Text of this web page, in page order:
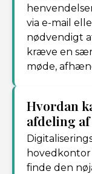
via e-mail
nødvendigt
kræve en
møde,
Hvordan
afdeling
finde den